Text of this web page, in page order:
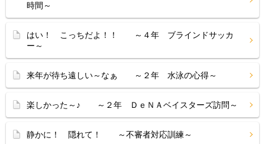
時間～
はい！ こっちだよ！！ ～４年 ブラインドサッカ
ー～
来年が待ち遠しい～なぁ ～２年 水泳の心得～
楽しかった～♪ ～２年 ＤｅＮＡベイスターズ訪問～
静かに！ 隠れて！ ～不審者対応訓練～